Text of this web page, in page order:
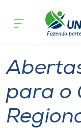
Cursos
Atendimento ao
acontece
para o